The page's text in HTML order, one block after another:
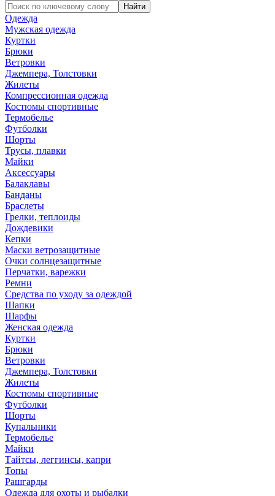
Найти
Одежда
Мужская одежда
Куртки
Брюки
Ветровки
Джемпера, Толстовки
Жилеты
Компрессионная одежда
Костюмы спортивные
Термобелье
Футболки
Шорты
Трусы, плавки
Майки
Аксессуары
Балаклавы
Банданы
Браслеты
Грелки, теплоиды
Дождевики
Кепки
Маски ветрозащитные
Очки солнцезащитные
Перчатки, варежки
Ремни
Средства по уходу за одеждой
Шапки
Шарфы
Женская одежда
Куртки
Брюки
Ветровки
Джемпера, Толстовки
Жилеты
Костюмы спортивные
Футболки
Шорты
Купальники
Термобелье
Майки
Тайтсы, леггинсы, капри
Топы
Рашгарды
Одежда для охоты и рыбалки